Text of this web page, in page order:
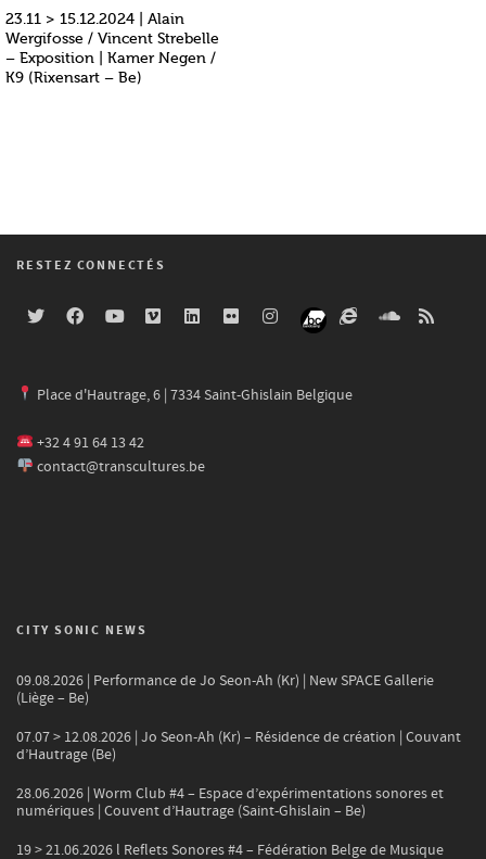
23.11 > 15.12.2024 | Alain
Wergifosse / Vincent Strebelle
– Exposition | Kamer Negen /
K9 (Rixensart – Be)
RESTEZ CONNECTÉS
Place d'Hautrage, 6 | 7334 Saint-Ghislain Belgique
+32 4 91 64 13 42
contact@transcultures.be
CITY SONIC NEWS
09.08.2026 | Performance de Jo Seon-Ah (Kr) | New SPACE Gallerie
(Liège – Be)
07.07 > 12.08.2026 | Jo Seon-Ah (Kr) – Résidence de création | Couvant
d’Hautrage (Be)
28.06.2026 | Worm Club #4 – Espace d’expérimentations sonores et
numériques | Couvent d’Hautrage (Saint-Ghislain – Be)
19 > 21.06.2026 l Reflets Sonores #4 – Fédération Belge de Musique